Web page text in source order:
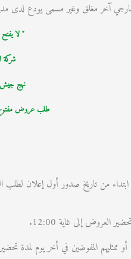
آخر مغلق وغير مسمى يودع لدى مديرية
" لا
شركة
نهج جيش
طلب عروض مفتوح مع
العروض: حددت بثلاثون (30) يوم ابتداء من
العروض إلى غاية 12:00.
المفوضين في أخر يوم لمدة تحضير